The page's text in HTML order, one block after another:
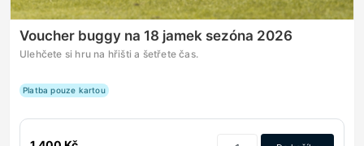
Voucher buggy na 18 jamek sezóna 2026
Ulehčete si hru na hřišti a šetřete čas.
Platba pouze kartou